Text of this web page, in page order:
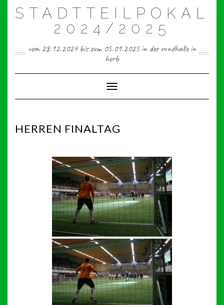
STADTTEILPOKAL
2024/2025
vom 28.12.2024 bis zum 05.01.2025 in der rundhalle in
horb
Toggle Navigation
HERREN FINALTAG